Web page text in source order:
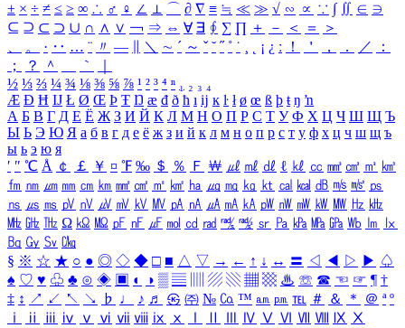
± × ÷ ≠ ≤ ≥ ∞ ∴ ♂ ♀ ∠ ⊥ ⌒ ∂ ∇ ≡ ≒ ≪ ≫ √ ∽ ∝ ∵ ∫ ∬ ∈ ∋
⊆ ⊇ ⊂ ⊃ ∪ ∩ ∧ ∨ ￢ ⇒ ⇔ ∀ ∃ ∮ ∑ ∏ ＋ － ＜ ＝
＞
、
。 · ‥ … ¨ 〃 ― ＼ ∼ ´ ～ ˇ ˘ ˝ ˚ ˙ ¸ ¡ ¿ ː ！ ＇ ， ． ／
：
；
？ ＾ ｀
½ ⅓ ⅔ ¼ ¾ ⅛ ⅜ ⅝ ⅞ ¹ ² ³ ⁴ ⁿ ₁ ₂ ₃ ₄
Æ Ð Ħ Ĳ Ł Ø Œ Þ Ŧ Ŋ æ đ ð ħ ı ĳ ĸ ŀ ł ø œ ß þ ŧ ŋ ŉ
А Б В Г Д Е Ё Ж З И Й К Л М Н О П Р С Т У Ф Х Ц Ч Ш Щ Ъ
Ы Ь Э Ю Я а б в г д е ё ж з и й к л м н о п р с т у ф х ц ч ш щ ъ
ы ь э ю я
′ ″ ℃ Å ￠ ￡ ￥ ¤ ℉ ‰ ＄ ％ Ｆ ￦ ㎕ ㎖ ㎗ ℓ ㎘ ㏄ ㎣ ㎤ ㎥ ㎦
㎙ ㎚ ㎛ ㎜ ㎝ ㎞ ㎟ ㎠ ㎡ ㎢ ㏊ ㎍ ㎎ ㎏ ㏏ ㎈ ㎉ ㏈ ㎧ ㎨ ㎰
㎱ ㎲ ㎳ ㎴ ㎵ ㎶ ㎷ ㎸ ㎹ ㎀ ㎁ ㎂ ㎃ ㎄ ㎺ ㎻ ㎽ ㎾ ㎿ ㎐ ㎑
㎒ ㎓ ㎔ Ω ㏀ ㏁ ㎊ ㎋ ㎌ ㏖ ㏅ ㎭ ㎮ ㎯ ㏛ ㎩ ㎪ ㎫ ㎬ ㏝ ㏐
㏓
㏃ ㏉ ㏜ ㏆
§ ※ ☆ ★ ○ ● ◎ ◇ ◆ □ ■ △ ▽ → ← ↑ ↓ ↔ 〓 ◁ ◀ ▷ ▶ ♤
♠ ♡ ♥ ♧ ♣ ⊙ ◈ ▣ ◐ ◑ ▒ ▤ ▨ ▧ ▦ ▩ ♨ ☏ ☎ ☜ ☞ ¶ †
‡ ↕ ↗ ↙ ↖ ↘ ♭ ♩ ♪ ♬ ㉿ ㈜ № ㏇ ™ ㏂ ㏘ ℡ ＃ ＆ ＊ ＠ ª º
ⅰ
ⅱ ⅲ ⅳ ⅴ ⅵ ⅶ ⅷ ⅸ ⅹ Ⅳ Ⅴ Ⅵ Ⅶ Ⅷ Ⅸ Ⅹ